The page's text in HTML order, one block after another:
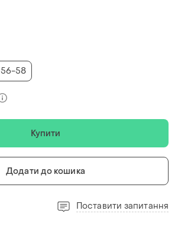
56-58
Купити
Додати до кошика
Поставити запитання